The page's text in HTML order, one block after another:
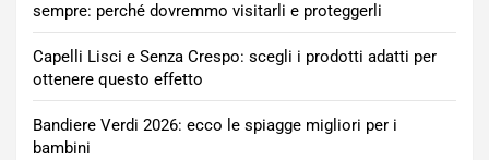
sempre: perché dovremmo visitarli e proteggerli
Capelli Lisci e Senza Crespo: scegli i prodotti adatti per
ottenere questo effetto
Bandiere Verdi 2026: ecco le spiagge migliori per i
bambini